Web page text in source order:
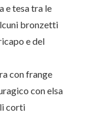
e tesa tra le
bronzetti
e del
con frange
con elsa
corti